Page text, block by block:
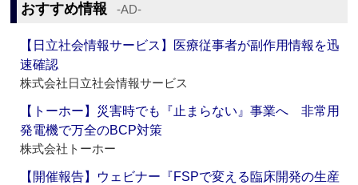
おすすめ情報 ‐AD‐
【日立社会情報サービス】医療従事者が副作用情報を迅
速確認
株式会社日立社会情報サービス
【トーホー】災害時でも『止まらない』事業へ 非常用
発電機で万全のBCP対策
株式会社トーホー
【開催報告】ウェビナー『FSPで変える臨床開発の生産